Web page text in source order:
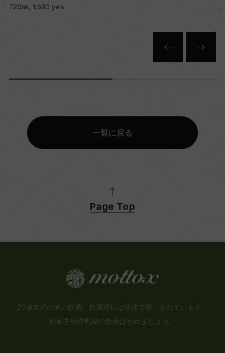
720ml, 1,680 yen
一覧に戻る
Page Top
20歳未満の者の飲酒、飲酒運転は法律で禁止されています。
妊娠中や授乳期の飲酒はやめましょう。